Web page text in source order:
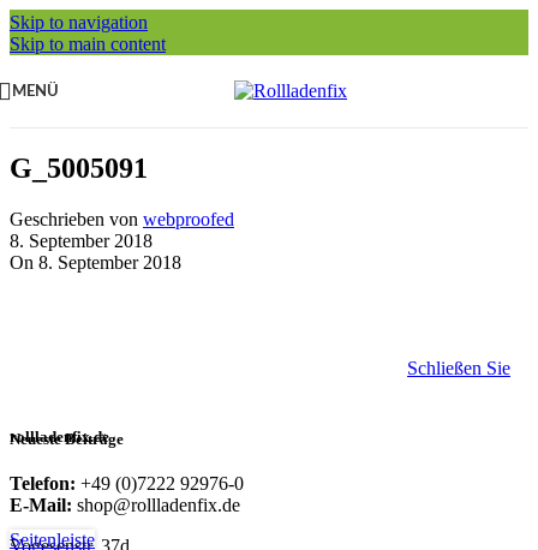
Skip to navigation
Skip to main content
MENÜ
G_5005091
Geschrieben von webproofed
8. September 2018
On 8. September 2018
Schließen Sie
Neueste Beiträge
rollladenfix.de
Telefon: +49 (0)7222 92976-0
E-Mail: shop@rollladenfix.de
Seitenleiste